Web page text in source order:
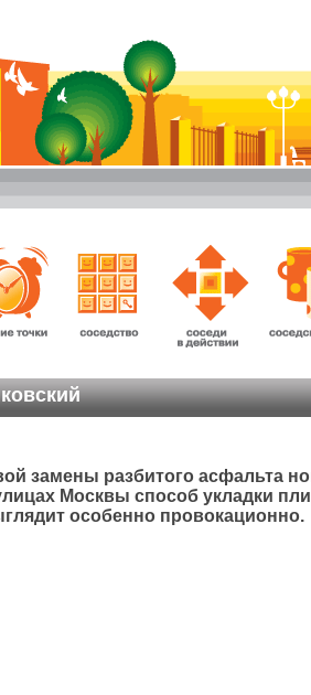
замены разбитого асфальта
Москвы способ укладки
особенно провокационно.